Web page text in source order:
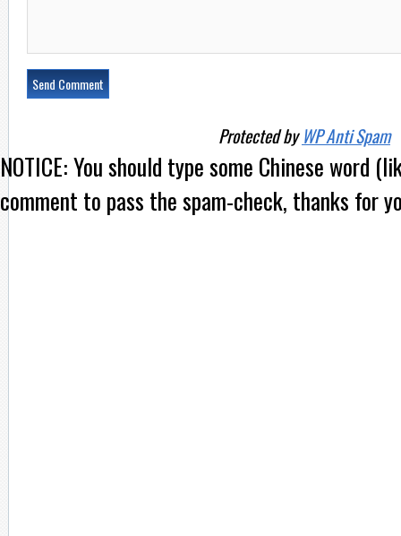
Protected byWP Anti Spam
NOTICE:You should type some Chinese word
comment to pass the spam-check, thanks for